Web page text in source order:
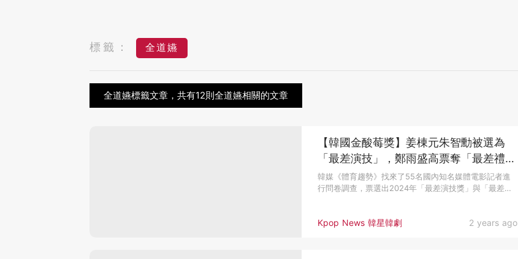
標籤： 全道嬿
全道嬿標籤文章，共有12則全道嬿相關的文章
Kpop News 韓星韓劇 2 years ago
【韓國金酸莓獎】姜棟元朱智勳被選為
「最差演技」，鄭雨盛高票奪「最差禮
貌」孔劉也上榜
韓媒《體育趨勢》找來了55名國內知名媒體電影記者進
行問卷調查，票選出2024年「最差演技獎」與「最差禮